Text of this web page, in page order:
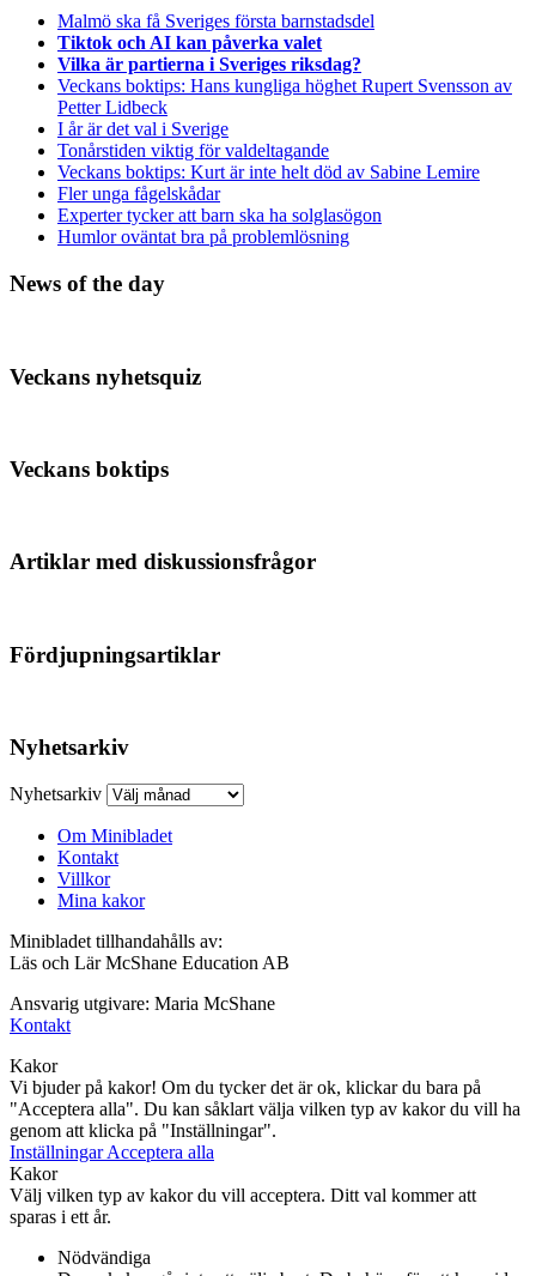
Malmö ska få Sveriges första barnstadsdel
Tiktok och AI kan påverka valet
Vilka är partierna i Sveriges riksdag?
Veckans boktips: Hans kungliga höghet Rupert Svensson av
Petter Lidbeck
I år är det val i Sverige
Tonårstiden viktig för valdeltagande
Veckans boktips: Kurt är inte helt död av Sabine Lemire
Fler unga fågelskådar
Experter tycker att barn ska ha solglasögon
Humlor oväntat bra på problemlösning
News of the day
Veckans nyhetsquiz
Veckans boktips
Artiklar med diskussionsfrågor
Fördjupningsartiklar
Nyhetsarkiv
Nyhetsarkiv
Om Minibladet
Kontakt
Villkor
Mina kakor
Minibladet tillhandahålls av:
Läs och Lär McShane Education AB
Ansvarig utgivare: Maria McShane
Kontakt
Kakor
Vi bjuder på kakor! Om du tycker det är ok, klickar du bara på
"Acceptera alla". Du kan såklart välja vilken typ av kakor du vill ha
genom att klicka på "Inställningar".
InställningarAcceptera alla
Kakor
Välj vilken typ av kakor du vill acceptera. Ditt val kommer att
sparas i ett år.
Nödvändiga